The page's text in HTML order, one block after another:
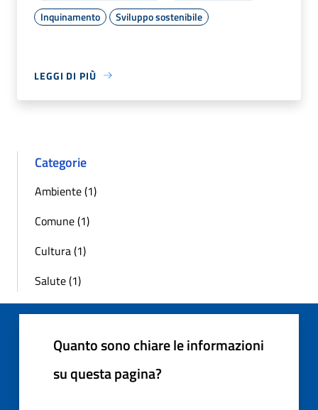
Inquinamento
Sviluppo sostenibile
LEGGI DI PIÙ
Categorie
Ambiente (1)
Comune (1)
Cultura (1)
Salute (1)
Quanto sono chiare le informazioni
su questa pagina?